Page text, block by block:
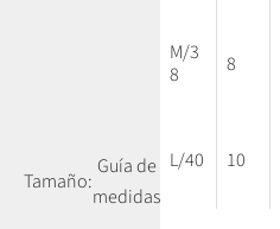
Tamaño:
Guía de
medidas
M/3
8
8
L/40 10